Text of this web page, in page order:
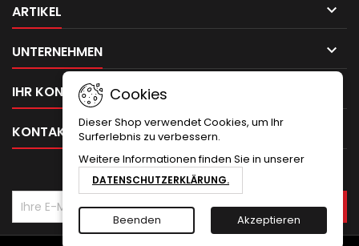
ARTIKEL 
UNTERNEHMEN 
IHR KONTO
KONTAKT
Cookies
Dieser Shop verwendet Cookies, um Ihr
Surferlebnis zu verbessern.
Weitere Informationen finden Sie in unserer
DATENSCHUTZERKLÄRUNG.
Beenden Akzeptieren
NEWSLETTER